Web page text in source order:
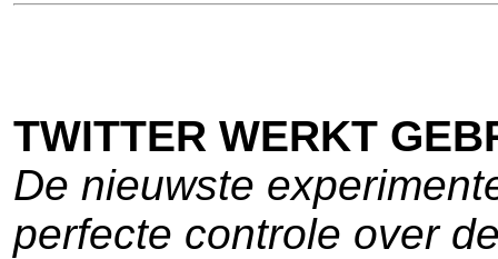
TWITTER WERKT
De nieuwste
perfecte controle over